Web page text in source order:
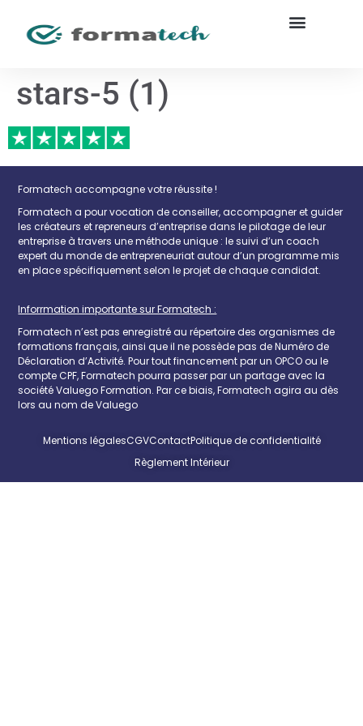
stars-5 (1)
Formatech accompagne votre réussite !
Formatech a pour vocation de conseiller, accompagner et guider
les créateurs et repreneurs d’entreprise dans le pilotage de leur
entreprise à travers une méthode unique : le suivi d’un coach
expert du monde de entrepreneuriat autour d’un programme mis
en place spécifiquement selon le projet de chaque candidat.
Inforrmation importante sur Formatech :
Formatech n’est pas enregistré au répertoire des organismes de
formations français, ainsi que il ne possède pas de Numéro de
Déclaration d’Activité. Pour tout financement par un OPCO ou le
compte CPF, Formatech pourra passer par un partage avec la
société Valuego Formation. Par ce biais, Formatech agira au dès
lors au nom de Valuego
Mentions légalesCGVContactPolitique de confidentialité
Règlement Intérieur